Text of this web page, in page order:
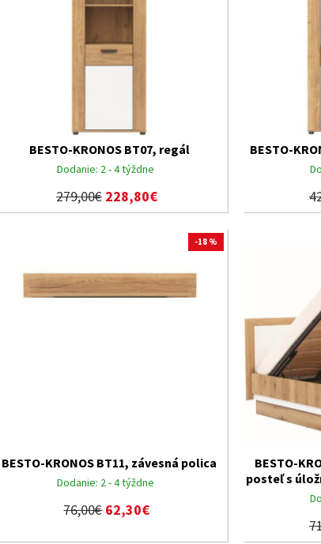
Dodanie: 2 - 4 týždne
BESTO-KRONOS BT07, regál
279,00€ 228,80€
BESTO-
-18 %
Dodanie: 2 - 4 týždne
BESTO-KRONOS BT11, závesná polica
76,00€62,30€
BESTO-
posteľ s